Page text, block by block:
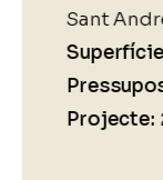
Sant
Superfície:
Projecte: